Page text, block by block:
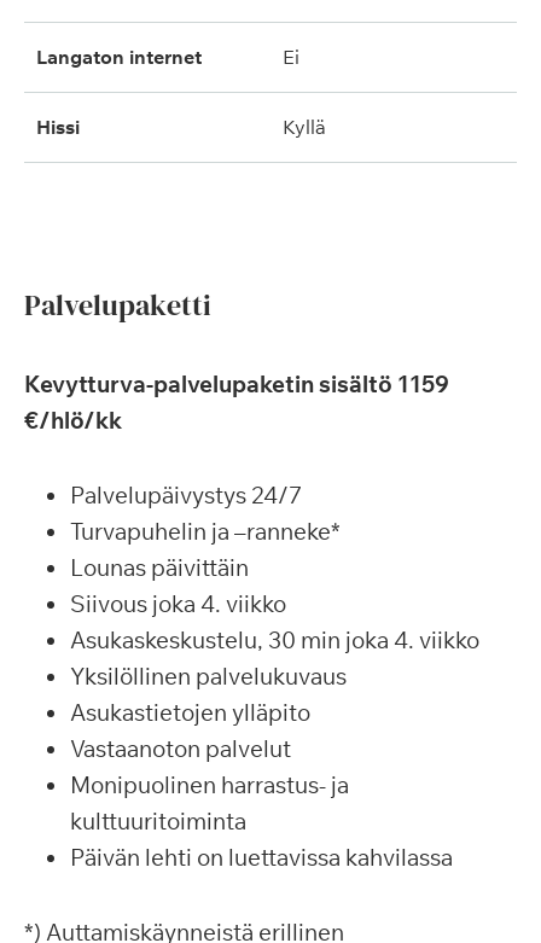
langaton internet ei
hissi kyllä
Palvelupaketti
Kevytturva-palvelupaketin sisältö 1159
€/hlö/kk
Palvelupäivystys 24/7
Turvapuhelin ja –ranneke*
Lounas päivittäin
Siivous joka 4. viikko
Asukaskeskustelu, 30 min joka 4. viikko
Yksilöllinen palvelukuvaus
Asukastietojen ylläpito
Vastaanoton palvelut
Monipuolinen harrastus- ja
kulttuuritoiminta
Päivän lehti on luettavissa kahvilassa
*) Auttamiskäynneistä erillinen